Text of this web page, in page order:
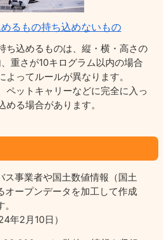
るもの持ち込めないもの
ち込めるものは、縦・横・高さの
重さが10キログラム以内の場合
よってルールが異なります。
ペットキャリーなどに完全に入っ
る場合があります。
ス事業者や国土数値情報（国土
オープンデータを加工して作成
年2月10日）